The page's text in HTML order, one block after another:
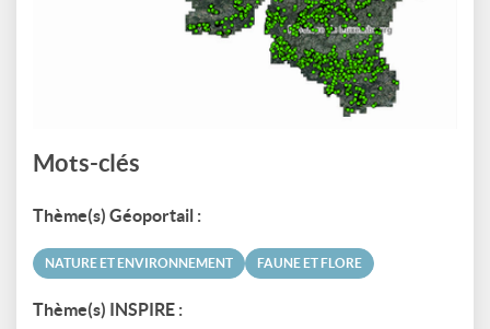
Mots-clés
Thème(s) Géoportail :
NATURE ET ENVIRONNEMENT FAUNE ET FLORE
Thème(s) INSPIRE :